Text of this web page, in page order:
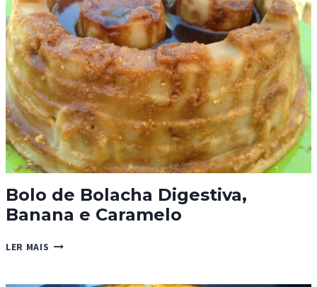
OVO
SÓ
Bolo de Bolacha Digestiva,
Banana e Caramelo
LER MAIS BOLO